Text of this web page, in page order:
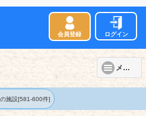
会員登録 ログイン
メニュー
施設[581-600件]